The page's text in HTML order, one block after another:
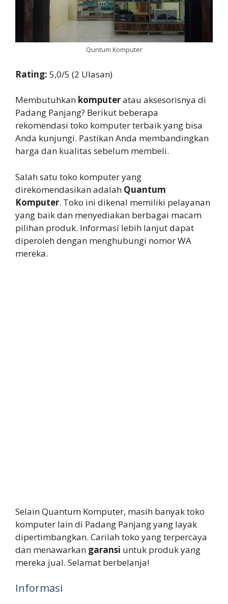
Quntum Komputer
Rating: 5,0/5 (2 Ulasan)
Membutuhkan komputeratau aksesorisnya di
Padang Panjang? Berikut beberapa
rekomendasi toko komputer terbaik yang bisa
Anda kunjungi. Pastikan Anda membandingkan
harga dan kualitas sebelum membeli.
Salah satu toko komputer yang
direkomendasikan adalah Quantum
Komputer. Toko ini dikenal memiliki pelayanan
yang baik dan menyediakan berbagai macam
pilihan produk. Informasi lebih lanjut dapat
diperoleh dengan menghubungi nomor WA
mereka.
Selain Quantum Komputer, masih banyak toko
komputer lain di Padang Panjang yang layak
dipertimbangkan. Carilah toko yang terpercaya
dan menawarkan garansi untuk produk yang
mereka jual. Selamat berbelanja!
Informasi